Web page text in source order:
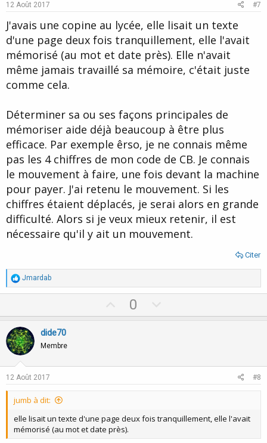
t
e
12 Août 2017 #7
J'avais une copine au lycée, elle lisait un texte
d'une page deux fois tranquillement, elle l'avait
mémorisé (au mot et date près). Elle n'avait
même jamais travaillé sa mémoire, c'était juste
comme cela.
Déterminer sa ou ses façons principales de
mémoriser aide déjà beaucoup à être plus
efficace. Par exemple êrso, je ne connais même
pas les 4 chiffres de mon code de CB. Je connais
le mouvement à faire, une fois devant la machine
pour payer. J'ai retenu le mouvement. Si les
chiffres étaient déplacés, je serai alors en grande
difficulté. Alors si je veux mieux retenir, il est
nécessaire qu'il y ait un mouvement.
Citer
R
é
a
t
i
o
n
s
:
Jmardab
p
0
o
dide70
Membre
12 Août 2017 #8
jumb à dit:
elle lisait un texte d'une page deux fois tranquillement, elle l'avait
mémorisé (au mot et date près).